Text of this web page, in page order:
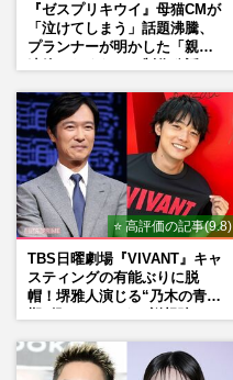
『ゼスプリキウイ』母猫CMが
「泣けてしまう」話題沸騰、
プランナーが明かした「親に
⭐ 高評価の記事(9.8)
TBS日曜劇場『VIVANT』キャ
スティングの有能ぶりに脱
帽！堺雅人演じる“乃木の青年
マン長男・櫻井海音だった